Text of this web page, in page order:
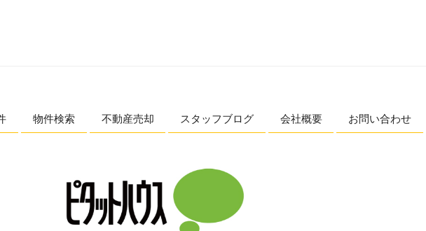
物件検索 不動産売却 スタッフブログ 会社概要 お問い合わせ